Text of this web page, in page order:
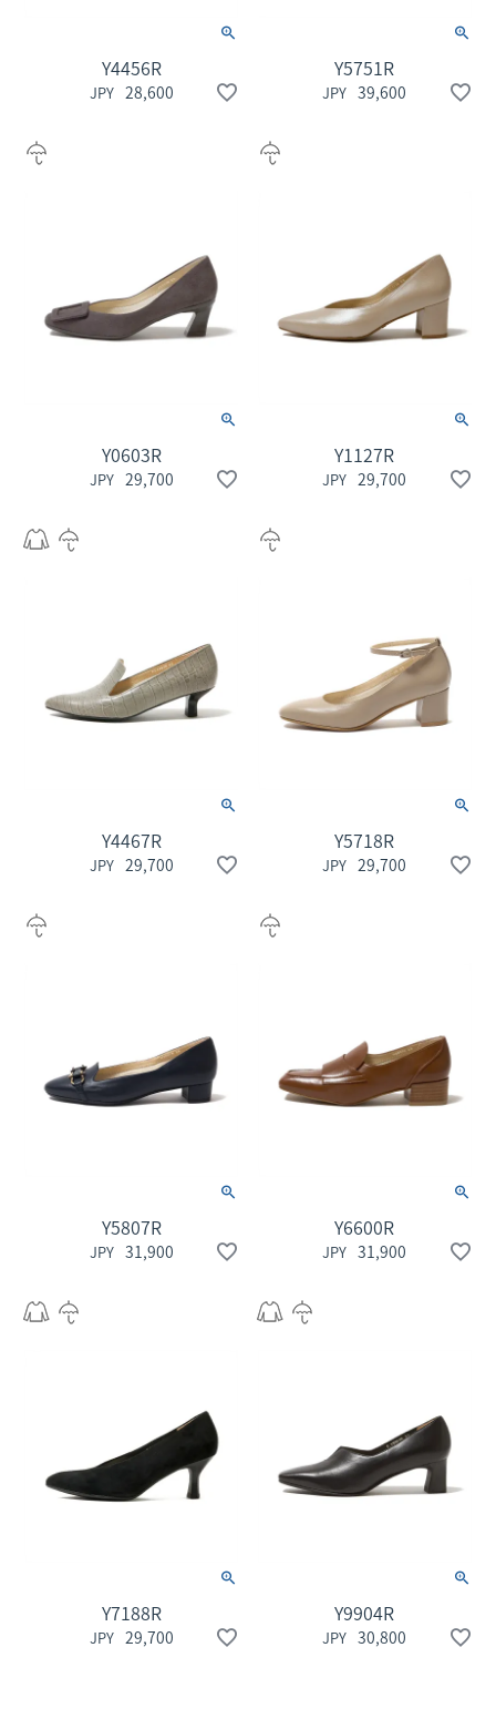
Y4456R
28,600
Y5751R
39,600
Y0603R
29,700
Y1127R
29,700
Y4467R
29,700
Y5718R
29,700
Y5807R
31,900
Y6600R
31,900
Y7188R
29,700
Y9904R
30,800